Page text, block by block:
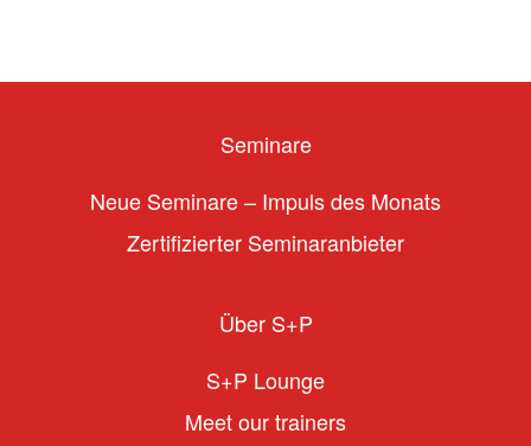
Seminare
Neue Seminare – Impuls des Monats
Zertifizierter Seminaranbieter
Über S+P
S+P Lounge
Meet our trainers